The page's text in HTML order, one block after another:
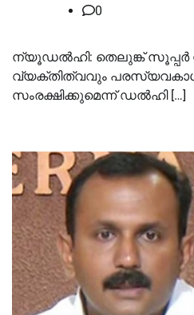
0
ന്യൂഡൽഹി: തെലുങ്ക് സൂപ്പർ
വ്യക്തിത്വവും
സംരക്ഷിക്കുമെന്ന് ഡൽഹി […]